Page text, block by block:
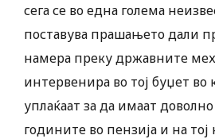
сега се во една голема
поставува прашањето дали
намера преку државните
интервенира во тој буџет во
уплаќаат за да имаат
годините во пензија и на тој